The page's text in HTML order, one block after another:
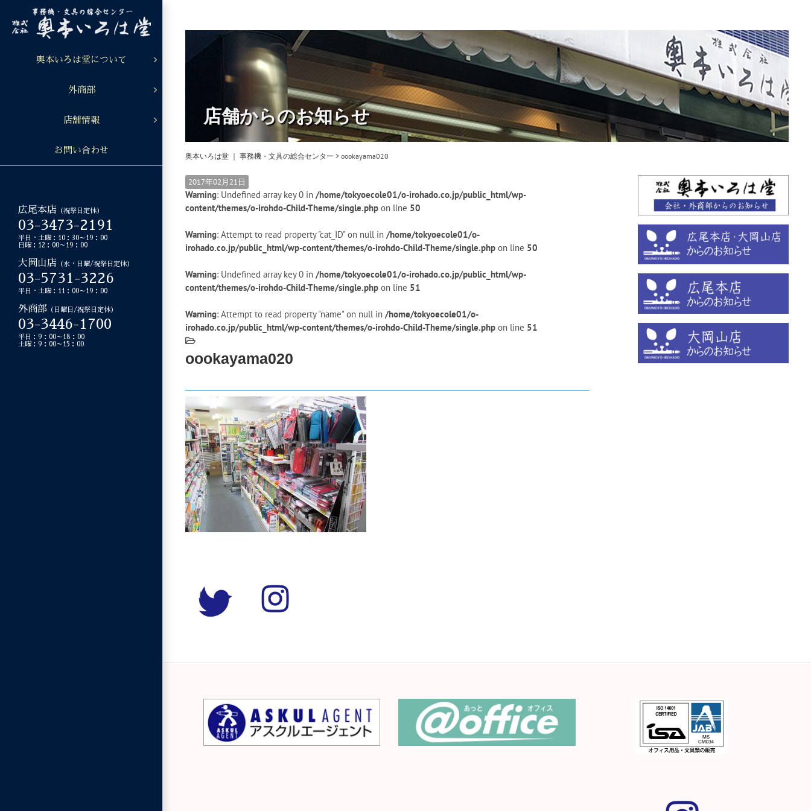
content
奥本いろは堂について
外商部
店舗情報
お問い合わせ
広尾本店 （祝祭日定休）
03-3473-2191
平日・土曜：10：30～19：00
日曜：12：00～19：00
大岡山店 （水・日曜/祝祭日定休）
03-5731-3226
平日・土曜：11：00～19：00
外商部 （日曜日/祝祭日定休）
03-3446-1700
平日：9：00～18：00
土曜：9：00～15：00
店舗からのお知らせ
奥本いろは堂 ｜ 事務機・文具の総合センター > oookayama020
2017年02月21日
Warning: Undefined array key 0 in /home/tokyoecole01/o-irohado.co.jp/public_html/wp-
content/themes/o-irohdo-Child-Theme/single.php on line 50
Warning: Attempt to read property "cat_ID" on null in /home/tokyoecole01/o-
irohado.co.jp/public_html/wp-content/themes/o-irohdo-Child-Theme/single.php on line 50
Warning: Undefined array key 0 in /home/tokyoecole01/o-irohado.co.jp/public_html/wp-
content/themes/o-irohdo-Child-Theme/single.php on line 51
Warning: Attempt to read property "name" on null in /home/tokyoecole01/o-
irohado.co.jp/public_html/wp-content/themes/o-irohdo-Child-Theme/single.php on line 51
oookayama020